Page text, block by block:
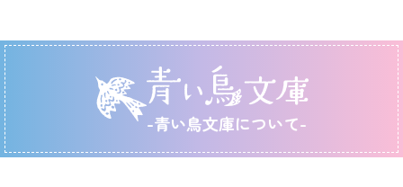
-青い鳥文庫について-